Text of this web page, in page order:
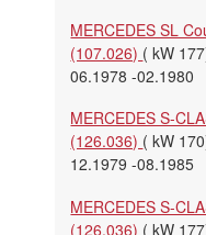
MERCEDES SL
(107.026) (
06.1978 -02.1980
MERCEDES S-
(126.036) (
12.1979 -08.1985
MERCEDES S-
(126.036) (